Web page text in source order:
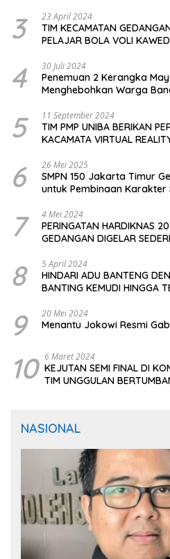
3 23 April 2024
TIM KECAMATAN
PELAJAR BOLA VOLI
4 30 Juli 2024
Penemuan 2 Kerangka
Menghebohkan Warga
5 11 September 2024
TIM PMP UNIBA BERIKAN
KACAMATA VIRTUAL
6 26 Mei 2025
SMPN 150 Jakarta Timur
untuk Pembinaan Karakter
7 4 Mei 2024
PERINGATAN HARDIKNAS
GEDANGAN DIGELAR
8 5 April 2024
HINDARI ADU BANTENG
BANTING KEMUDI HINGGA
9 20 Mei 2024
Menantu Jokowi Resmi
10 6 Maret 2024
KEJUTAN SEMI FINAL DI
TIM UNGGULAN
NASIONAL